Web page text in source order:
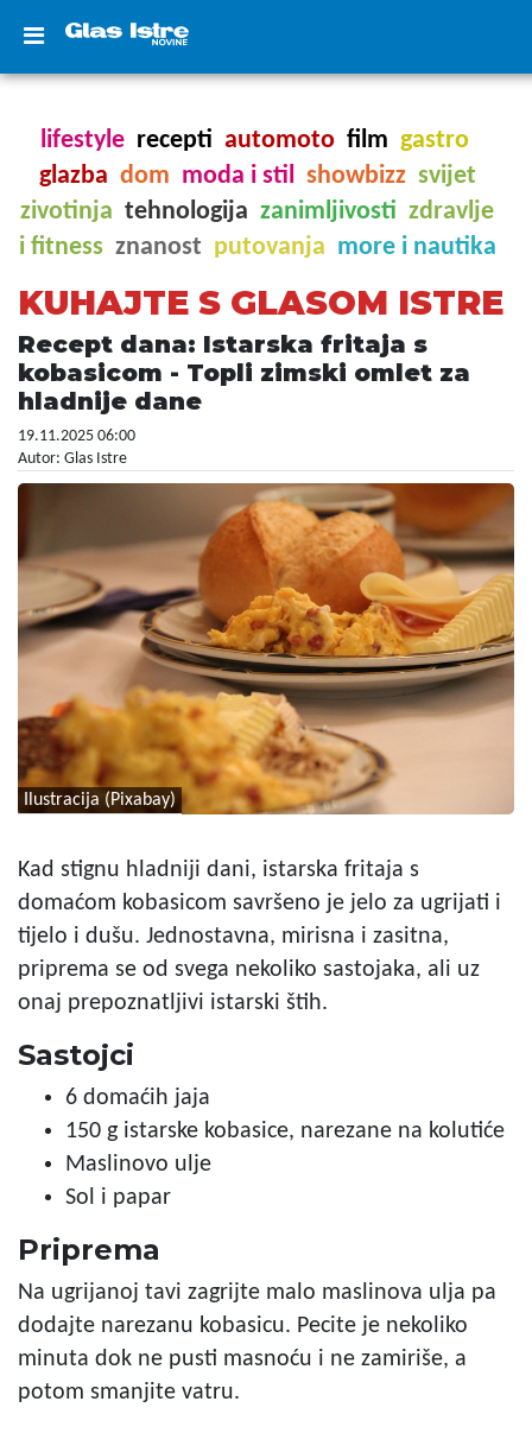
lifestyle recepti automoto film gastro
glazba dom moda i stil showbizz svijet
zivotinja tehnologija zanimljivosti zdravlje
i fitness znanost putovanja more i nautika
KUHAJTE S GLASOM ISTRE
Recept dana: Istarska fritaja s
kobasicom - Topli zimski omlet za
hladnije dane
19.11.2025 06:00
Autor: Glas Istre
Ilustracija (Pixabay)
Kad stignu hladniji dani, istarska fritaja s
domaćom kobasicom savršeno je jelo za ugrijati i
tijelo i dušu. Jednostavna, mirisna i zasitna,
priprema se od svega nekoliko sastojaka, ali uz
onaj prepoznatljivi istarski štih.
Sastojci
6 domaćih jaja
150 g istarske kobasice, narezane na kolutiće
Maslinovo ulje
Sol i papar
Priprema
Na ugrijanoj tavi zagrijte malo maslinova ulja pa
dodajte narezanu kobasicu. Pecite je nekoliko
minuta dok ne pusti masnoću i ne zamiriše, a
potom smanjite vatru.